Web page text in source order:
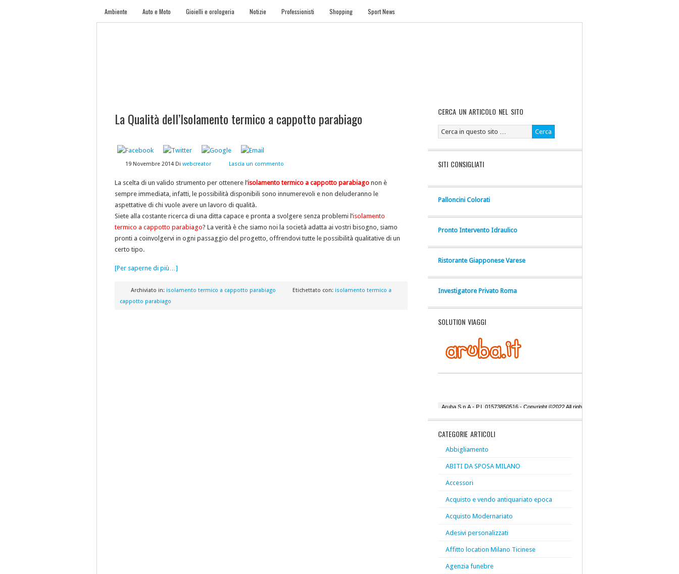
Ambiente Auto e Moto Gioielli e orologeria Notizie Professionisti Shopping Sport News
La Qualità dell’Isolamento termico a cappotto parabiago
19 Novembre 2014 Di webcreator Lascia un commento
La scelta di un valido strumento per ottenere l’isolamento termico a cappotto parabiago non è
sempre immediata, infatti, le possibilità disponibili sono innumerevoli e non deluderanno le
aspettative di chi vuole avere un lavoro di qualità.
Siete alla costante ricerca di una ditta capace e pronta a svolgere senza problemi l’isolamento
termico a cappotto parabiago? La verità è che siamo noi la società adatta ai vostri bisogno, siamo
pronti a coinvolgervi in ogni passaggio del progetto, offrendovi tutte le possibilità qualitative di un
certo tipo.
[Per saperne di più…]
Archiviato in: isolamento termico a cappotto parabiago Etichettato con: isolamento termico a
cappotto parabiago
CERCA UN ARTICOLO NEL SITO
SITI CONSIGLIATI
Palloncini Colorati
Pronto Intervento Idraulico
Ristorante Giapponese Varese
Investigatore Privato Roma
SOLUTION VIAGGI
CATEGORIE ARTICOLI
Abbigliamento
ABITI DA SPOSA MILANO
Accessori
Acquisto e vendo antiquariato epoca
Acquisto Modernariato
Adesivi personalizzati
Affitto location Milano Ticinese
Agenzia funebre